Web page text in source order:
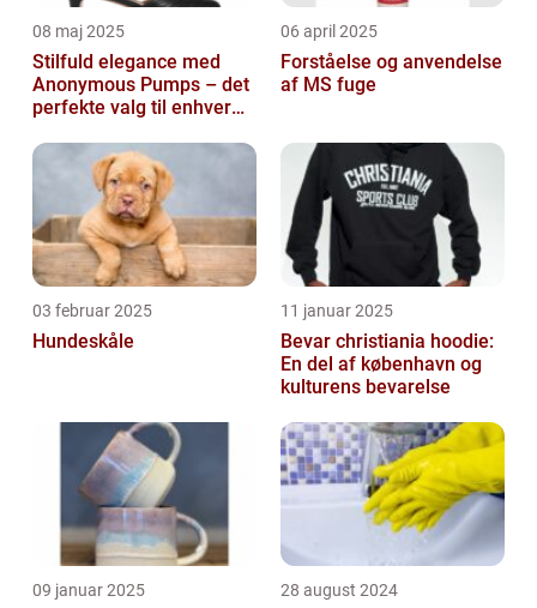
08 maj 2025
Stilfuld elegance med
Anonymous Pumps – det
perfekte valg til enhver
06 april 2025
Forståelse og anvendelse
af MS fuge
03 februar 2025
Hundeskåle
11 januar 2025
Bevar christiania hoodie:
En del af københavn og
kulturens bevarelse
09 januar 2025 28 august 2024